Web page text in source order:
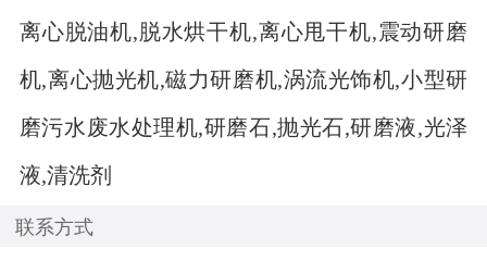
离心脱油机,脱水烘干机,离心甩干机,震动研磨
机,离心抛光机,磁力研磨机,涡流光饰机,小型研
磨污水废水处理机,研磨石,抛光石,研磨液,光泽
液,清洗剂
联系方式